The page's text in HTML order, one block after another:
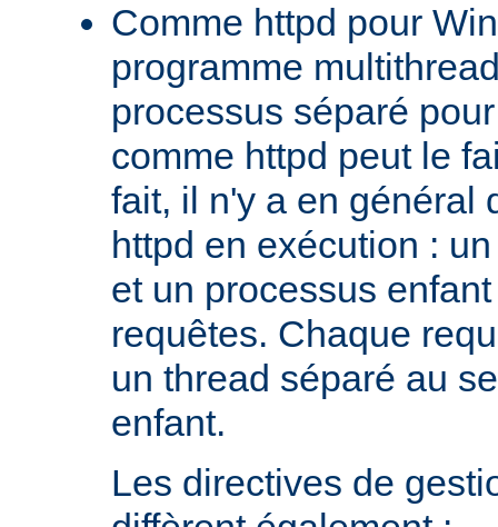
Comme httpd pour
programme
processus séparé
comme httpd peut le
fait, il n'y a en général
httpd en exécution :
et un processus
requêtes. Chaque
un thread séparé au
enfant.
Les directives de